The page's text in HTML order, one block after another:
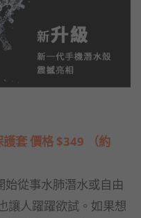
套 價格 $349 （約
從事水肺潛水或自由
讓人躍躍欲試。如果想